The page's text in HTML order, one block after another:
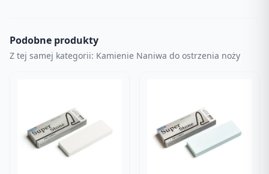
Podobne produkty
Z tej samej kategorii: Kamienie Naniwa do ostrzenia noży